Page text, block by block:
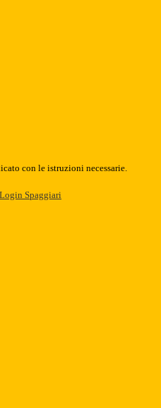
con le istruzioni necessarie.
Login Spaggiari